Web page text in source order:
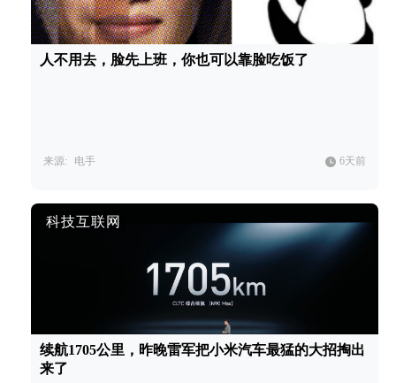
人不用去，脸先上班，你也可以靠脸吃饭了
来源: 电手 6天前
科技互联网
续航1705公里，昨晚雷军把小米汽车最猛的大招掏出
来了